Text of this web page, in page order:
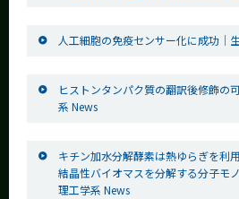
人工細胞の免疫センサー化に成功│
ヒストンタンパク質の翻訳後修飾の
系 News
キチン加水分解酵素は熱ゆらぎを利
結晶性バイオマスを分解する分子モ
理工学系 News